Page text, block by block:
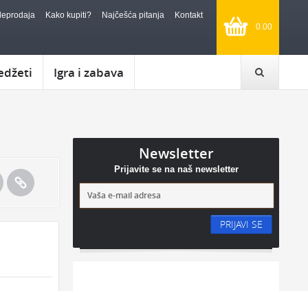
0.00
Kako kupiti? Najčešća pitanja Kontakt
Igra i zabava
Newsletter
Prijavite se na naš newsletter
PRIJAVI SE